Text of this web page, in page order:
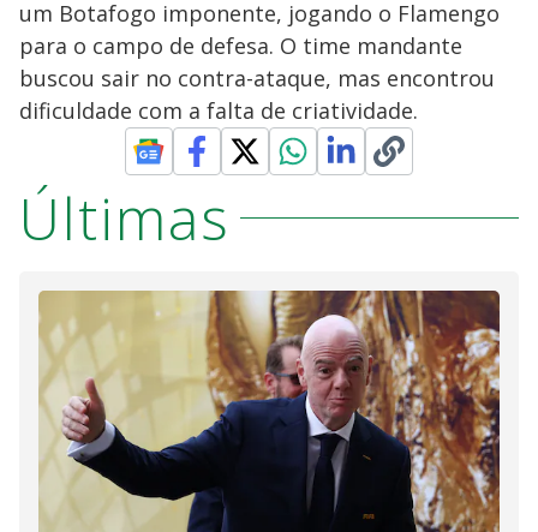
um Botafogo imponente, jogando o Flamengo
para o campo de defesa. O time mandante
buscou sair no contra-ataque, mas encontrou
dificuldade com a falta de criatividade.
Últimas